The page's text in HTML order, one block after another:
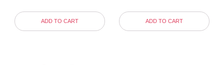
ADD TO CART ADD TO CART